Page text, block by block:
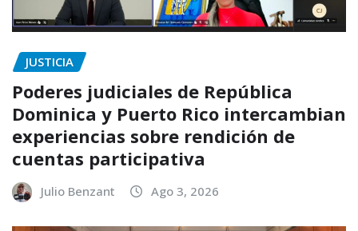
JUSTICIA
Poderes judiciales de República
Dominica y Puerto Rico intercambian
experiencias sobre rendición de
cuentas participativa
Julio Benzant Ago 3, 2026